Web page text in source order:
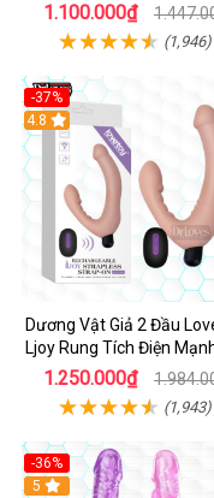
1.100.000₫
(1,946)
-37%
Hot
4.8
Dương Vật Giả 2 Đầu
Ljoy Rung Tích Điện
1.250.000₫
(1,943)
-36%
Hot
5